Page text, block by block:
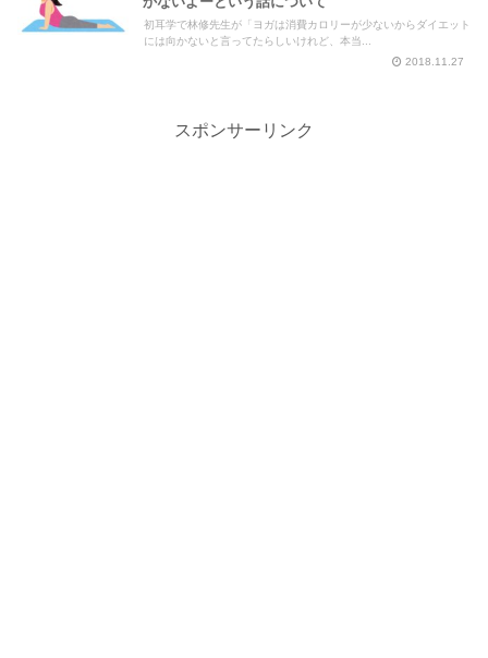
初耳学で林修先生が「ヨガは消費カロリーが少ないからダイエット
には向かないと言ってたらしいけれど、本当...
2018.11.27
スポンサーリンク